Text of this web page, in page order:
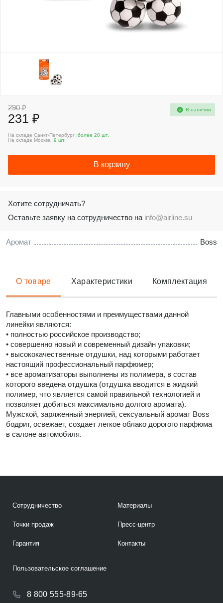
Аромат Boss
290 ₽
231 ₽
В наличии
На складе Санкт-Петербург :более 20 шт.
На складе Москва :9 шт.
В корзину
Хотите сотрудничать?
Оставьте заявку на сотрудничество на info@airline.su
О товаре Характеристики Комплектация
Главными особенностями и преимуществами данной
линейки являются:
• полностью российское производство;
• совершенно новый и современный дизайн упаковки;
• высококачественные отдушки, над которыми работает
настоящий профессиональный парфюмер;
• все ароматизаторы выполнены из полимера, в состав
которого введена отдушка (отдушка вводится в жидкий
полимер, что является самой правильной технологией и
позволяет добиться максимально долгого аромата).
Мужской, заряженный энергией, сексуальный аромат Boss
бодрит, освежает, создает легкое облако дорогого парфюма
в салоне автомобиля.
Сотрудничество
Точки продаж
Гарантия
Материалы
Пресс-центр
Контакты
8 800 555-89-65
Пользовательское соглашение